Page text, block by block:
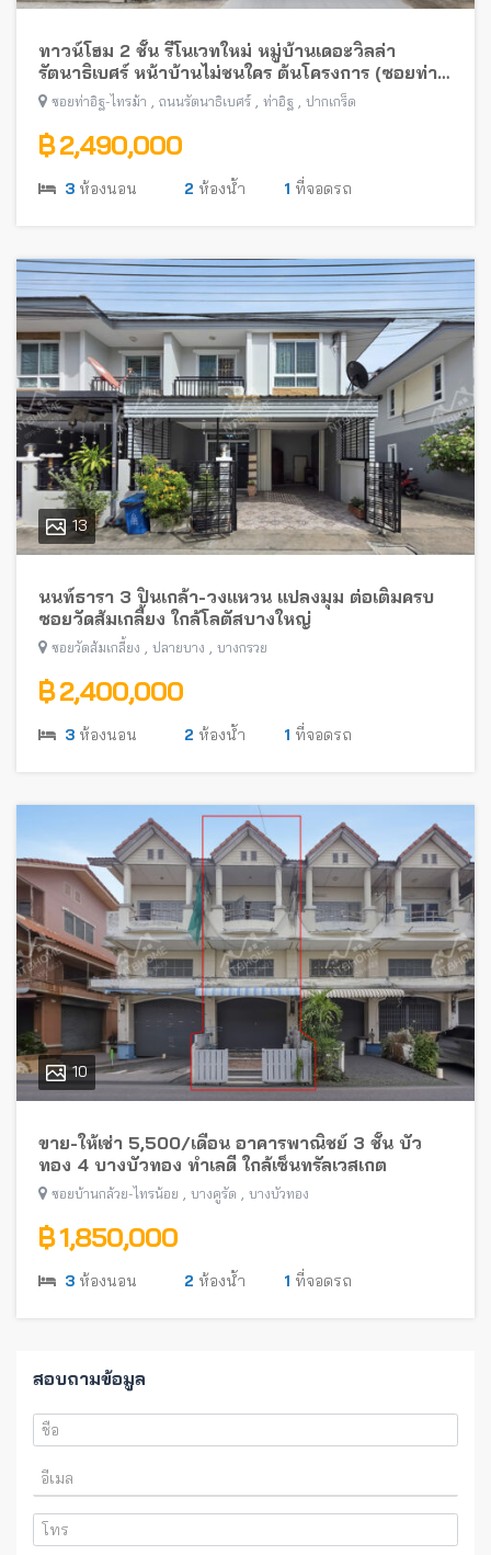
ทาวน์โฮม 2 ชั้น รีโนเวทใหม่ หมู่บ้านเดอะวิลล่า
รัตนาธิเบศร์ หน้าบ้านไม่ชนใคร ต้นโครงการ (ซอยท่า
อิฐ-ไทรม้า) พร้อมอยู่ ใกล้รถไฟฟ้าสายสีม่วง
ซอยท่าอิฐ-ไทรม้า , ถนนรัตนาธิเบศร์ , ท่าอิฐ , ปากเกร็ด
฿ 2,490,000
3 ห้องนอน 2 ห้องน้ำ 1 ที่จอดรถ
13
นนท์ธารา 3 ปิ่นเกล้า-วงแหวน แปลงมุม ต่อเติมครบ
ซอยวัดส้มเกลี้ยง ใกล้โลตัสบางใหญ่
ซอยวัดส้มเกลี้ยง ปลายบาง บางกรวย
฿ 2,400,000
3 ห้องนอน 2 ห้องน้ำ 1 ที่จอดรถ
10
ขาย-ให้เช่า 5,500/เดือน อาคารพาณิชย์ 3 ชั้น บัว
ทอง 4 บางบัวทอง ทำเลดี ใกล้เซ็นทรัลเวสเกต
ซอยบ้านกล้วย-ไทรน้อย บางคูรัด บางบัวทอง
฿ 1,850,000
3 ห้องนอน 2 ห้องน้ำ 1 ที่จอดรถ
สอบถามข้อมูล